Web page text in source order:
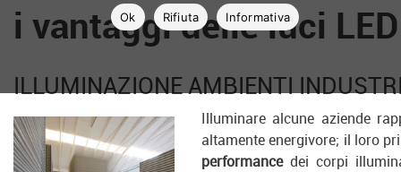
i vantaggi delle luci LED
ILLUMINAZIONE AMBIENTI
Illuminare alcune aziende
altamente energivore; il loro
performancedei corpi
Ok Rifiuta Informativa